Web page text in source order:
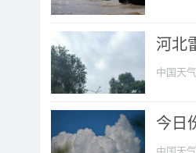
河北
中国天
今日